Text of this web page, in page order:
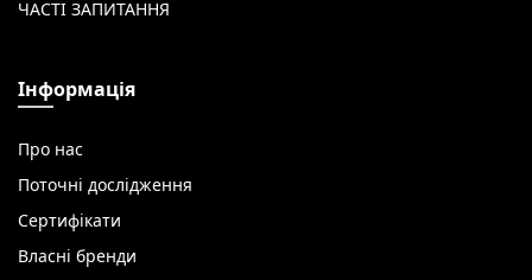
ЧАСТІ ЗАПИТАННЯ
Інформація
Про нас
Поточні дослідження
Сертифікати
Власні бренди